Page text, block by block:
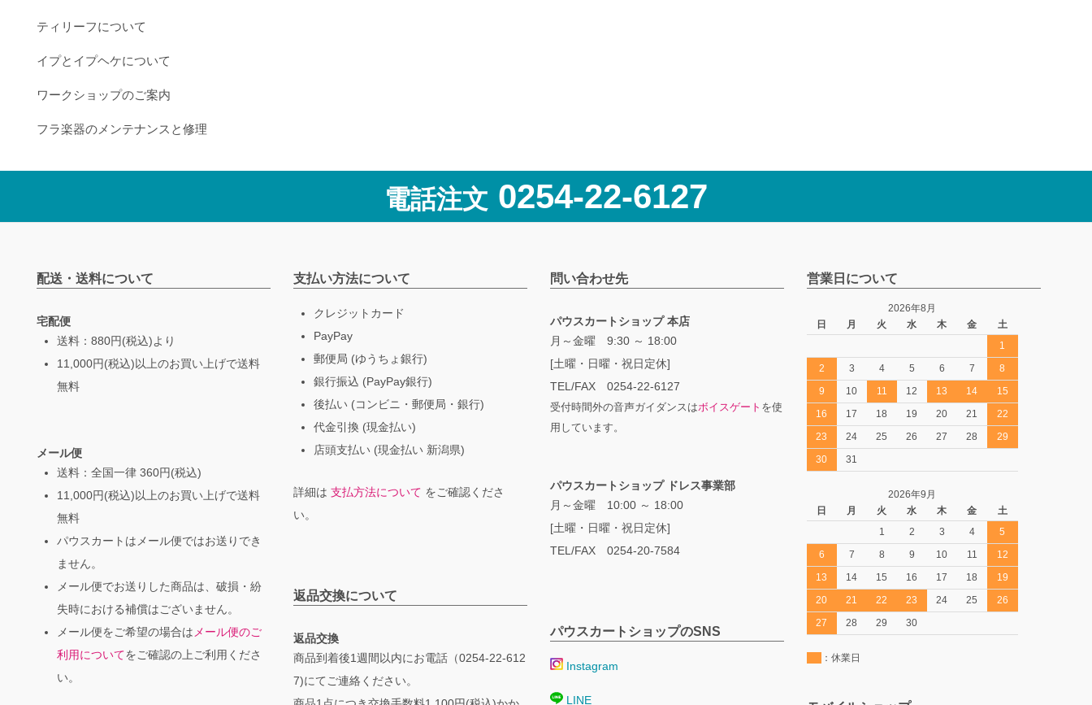
ティリーフについて
イプとイプヘケについて
ワークショップのご案内
フラ楽器のメンテナンスと修理
電話注文 0254-22-6127
配送・送料について
宅配便
送料：880円(税込)より
11,000円(税込)以上のお買い上げで送料
無料
メール便
送料：全国一律 360円(税込)
11,000円(税込)以上のお買い上げで送料
無料
パウスカートはメール便ではお送りでき
ません。
メール便でお送りした商品は、破損・紛
失時における補償はございません。
メール便をご希望の場合はメール便のご
利用についてをご確認の上ご利用くださ
い。
支払い方法について
クレジットカード
PayPay
郵便局 (ゆうちょ銀行)
銀行振込 (PayPay銀行)
後払い (コンビニ・郵便局・銀行)
代金引換 (現金払い)
店頭支払い (現金払い 新潟県)
詳細は 支払方法について をご確認くださ
い。
問い合わせ先
パウスカートショップ 本店
月～金曜 9:30 ～ 18:00
[土曜・日曜・祝日定休]
TEL/FAX 0254-22-6127
受付時間外の音声ガイダンスはボイスゲート を使
用しています。
パウスカートショップ ドレス事業部
月～金曜 10:00 ～ 18:00
[土曜・日曜・祝日定休]
TEL/FAX 0254-20-7584
営業日について
2026年8月
日
月 火 水 木 金
土
1
2
3 4 5 6 7
8
9
10 11 12 13 14
15
16
17 18 19 20 21
22
23
24 25 26 27 28
29
30
31
2026年9月
日
月 火 水 木 金
土
1
2 3 4
5
6
7 8 9 10 11
12
13
14 15 16 17 18
19
20
21 22 23 24 25
26
27
28 29 30
：休業日
返品交換について
返品交換
商品到着後1週間以内にお電話（0254-22-612
7)にてご連絡ください。
パウスカートショップのSNS
Instagram
LINE